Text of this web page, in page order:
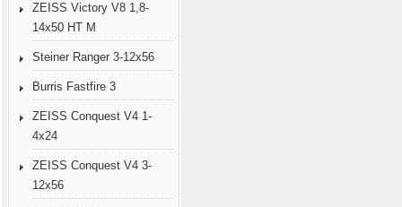
ZEISS Victory V8 1,8-
14x50 HT M
Steiner Ranger 3-12x56
Burris Fastfire 3
ZEISS Conquest V4 1-
4x24
ZEISS Conquest V4 3-
12x56